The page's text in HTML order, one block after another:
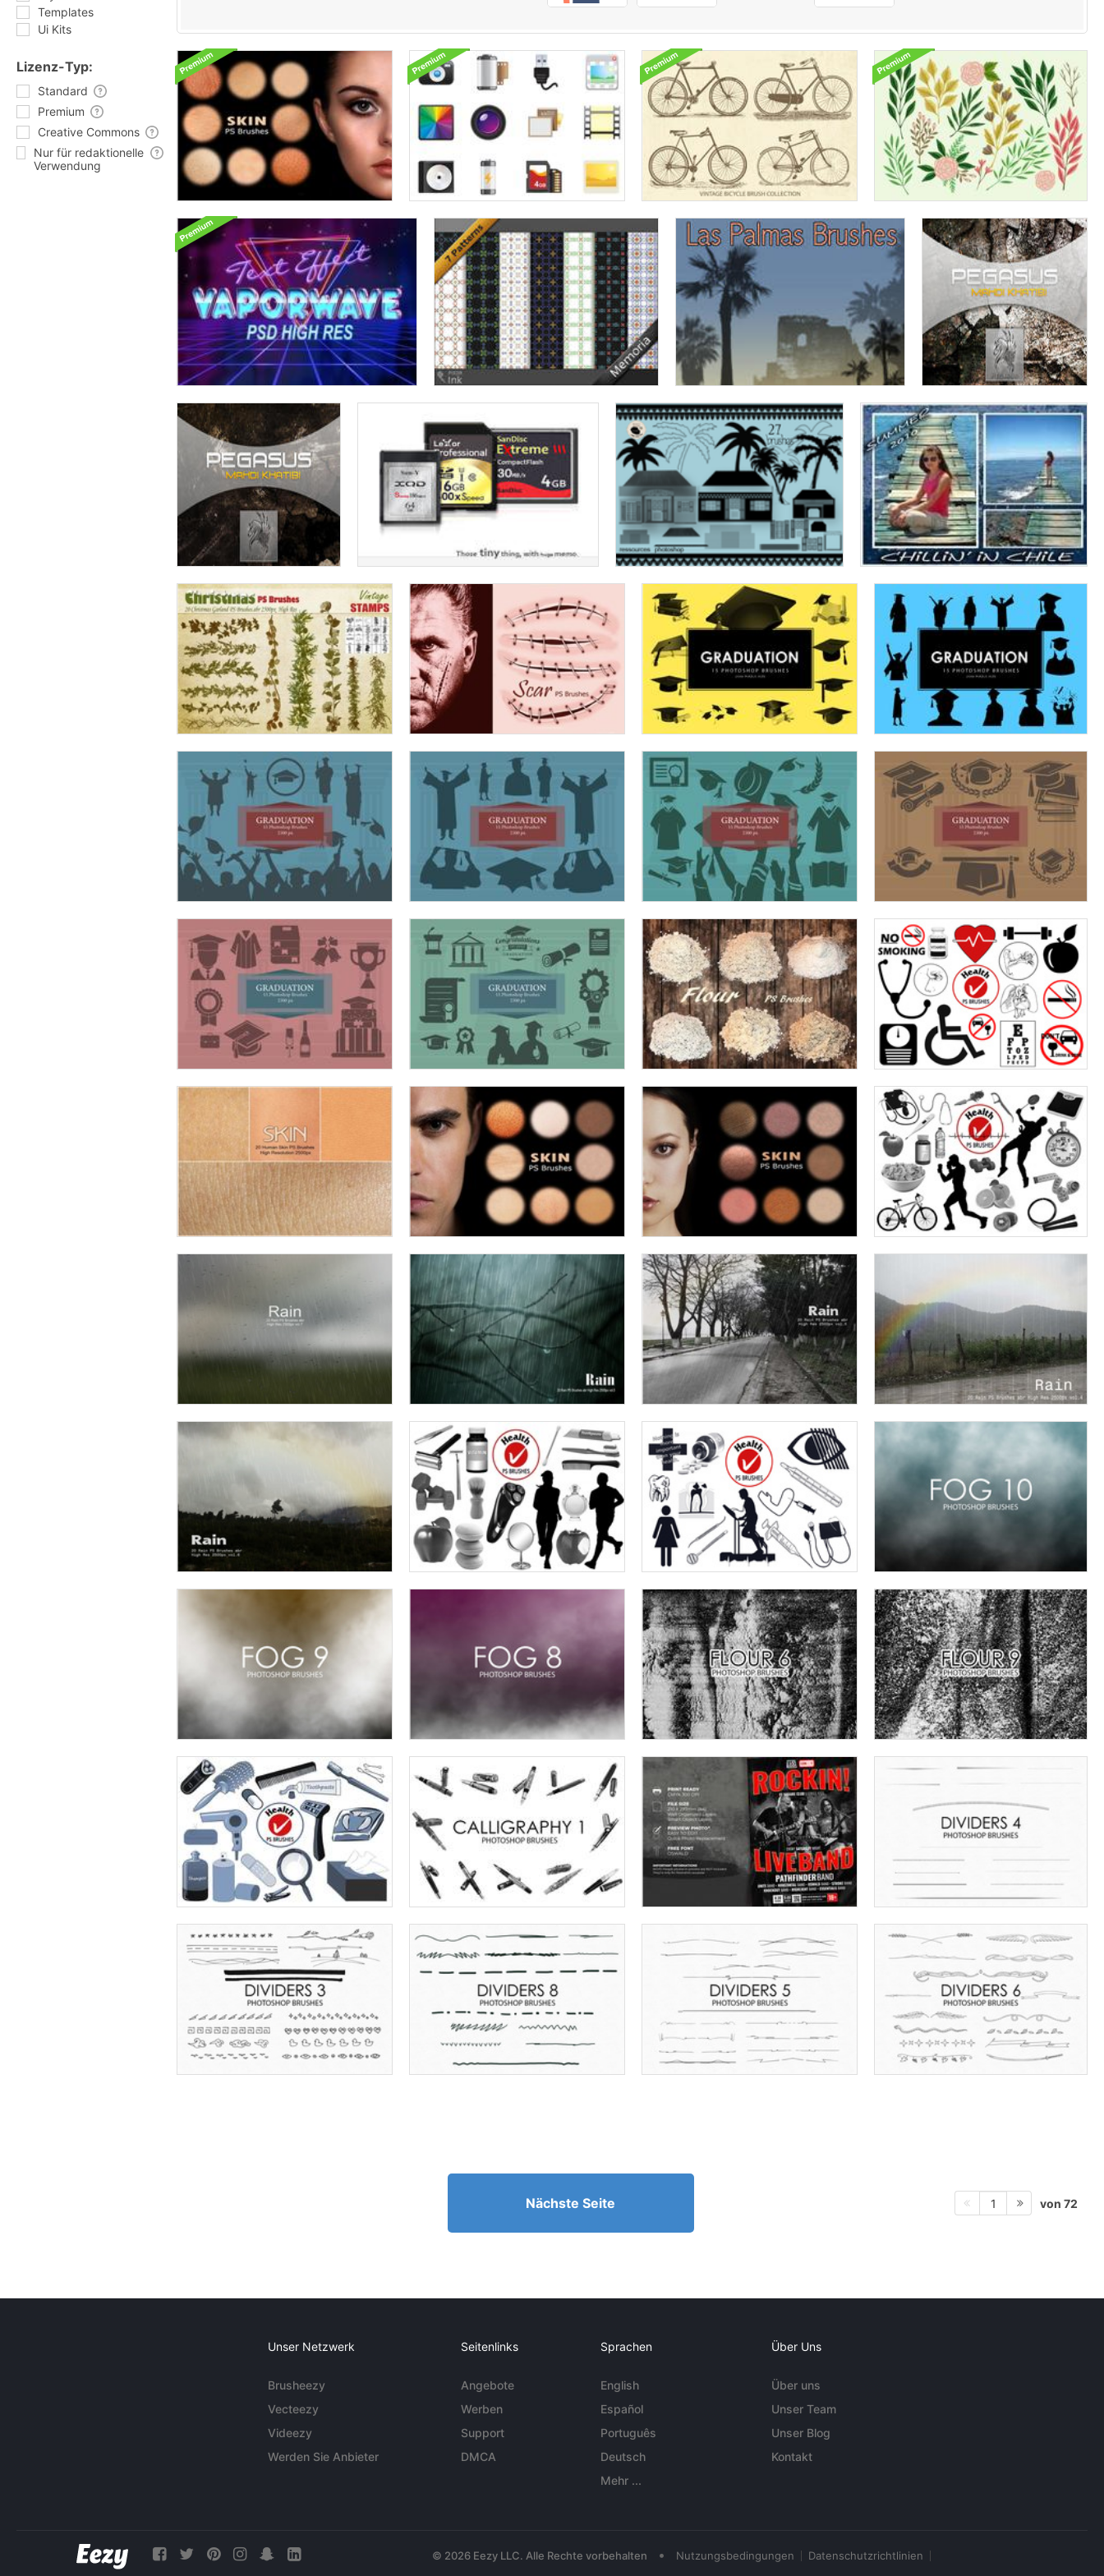
Templates
Ui Kits
Lizenz-Typ:
Standard
Premium
Creative Commons
Nur für redaktionelle
Verwendung
Nächste Seite 1 von 72
Unser Netzwerk
Brusheezy
Vecteezy
Videezy
Werden Sie Anbieter
Seitenlinks
Angebote
Werben
Support
DMCA
Sprachen
English
Español
Português
Deutsch
Mehr ...
Über Uns
Über uns
Unser Team
Unser Blog
Kontakt
© 2026 Eezy LLC. Alle Rechte vorbehalten • Nutzungsbedingungen Datenschutzrichtlinien